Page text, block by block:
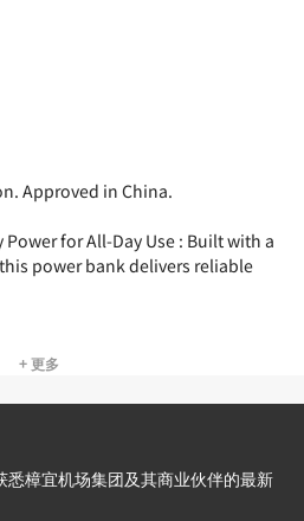
Approved in China.
for All-Day Use : Built with a
power bank delivers reliable
+ 更多
悉樟宜机场集团及其商业伙伴的最新